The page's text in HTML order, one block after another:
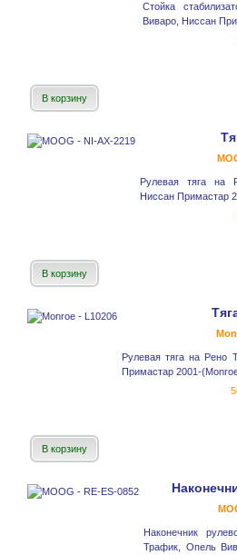
Стойка
Виваро, Ниссан
В корзину
Рулевая тяга на
Ниссан Примастар
В корзину
Рулевая тяга на Рено
Примастар 2001-
В корзину
Наконечник
Трафик, Опель